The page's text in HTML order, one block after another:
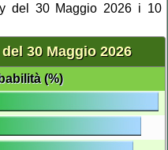
del 30 Maggio 2026 i 10
30 Maggio 2026
(%)